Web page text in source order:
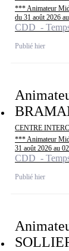
*** Animateur
du 31 août 2026
CDD -
Publié hier
CENTRE
*** Animateur
31 août 2026 au
CDD -
Publié hier